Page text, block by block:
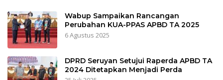
Wabup Sampaikan Rancangan
Perubahan KUA-PPAS APBD TA 2025
6 Agustus 2025
DPRD Seruyan Setujui Raperda APBD TA
2024 Ditetapkan Menjadi Perda